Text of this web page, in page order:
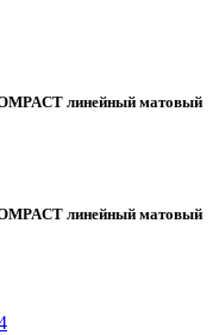
линейный матовый
линейный матовый